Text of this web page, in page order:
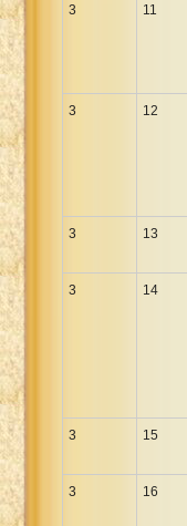
3 11
3 12
3 13
3 14
3 15
3 16